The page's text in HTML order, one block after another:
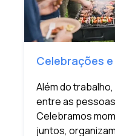
Celebrações e
Além do
entre as
Celebramos
juntos,